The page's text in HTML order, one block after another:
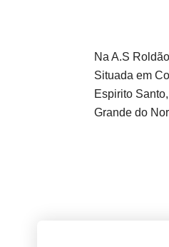
Na A.S
Situada em
Espirito
Grande do